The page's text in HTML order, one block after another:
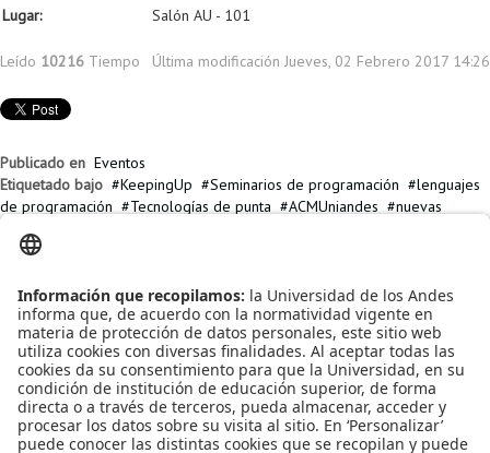
Lugar:
Salón AU - 101
Leído 10216 Tiempo Última modificación Jueves, 02 Febrero 2017 14:26
Publicado en Eventos
Etiquetado bajo
KeepingUp Seminarios de programación
lenguajes
de programación
Tecnologías de punta ACMUniandes
nuevas
Seminarios Keeping up! Provocative, interesting, and cool ideas in
programming languages.
En el 2018 vuelven los Seminarios Keeping up! Provocative,
interesting, and cool ideas in programming languages.
Participa en la Maratón de Seguridad de la Información 2017
Participa en el GameJam Uniandes